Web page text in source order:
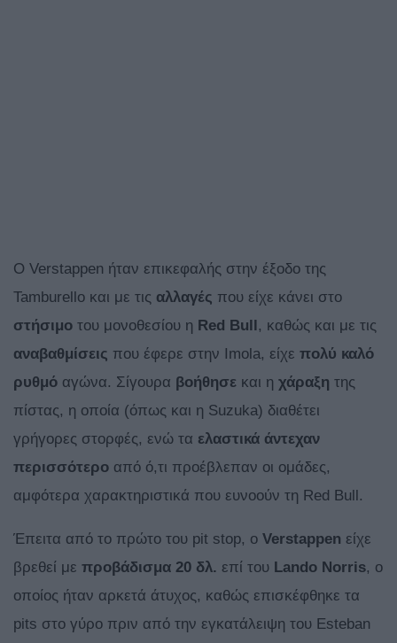
Ο Verstappen ήταν επικεφαλής στην έξοδο της
Tamburello και με τις αλλαγές που είχε κάνει στο
στήσιμο του μονοθεσίου η Red Bull , καθώς και με τις
αναβαθμίσεις που έφερε στην Imola, είχε πολύ καλό
ρυθμό αγώνα. Σίγουρα βοήθησε και η χάραξη της
πίστας, η οποία (όπως και η Suzuka) διαθέτει
γρήγορες στορφές, ενώ τα ελαστικά άντεχαν
περισσότερο από ό,τι προέβλεπαν οι ομάδες,
αμφότερα χαρακτηριστικά που ευνοούν τη Red Bull.
Έπειτα από το πρώτο του pit stop, o Verstappen είχε
βρεθεί με προβάδισμα 20 δλ. επί του Lando Norris, o
οποίος ήταν αρκετά άτυχος, καθώς επισκέφθηκε τα
pits στο γύρο πριν από την εγκατάλειψη του Esteban